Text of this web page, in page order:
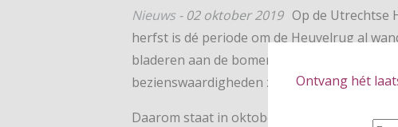
Ontvang hét
Nieuws - 02 oktober 2019 Op de Utrechtse
herfst is dé periode om de Heuvelrug al
bladeren aan de bomen verkleuren en de
bezienswaardigheden zijn er klaar voor
Daarom staat in oktober
op de Utrechtse